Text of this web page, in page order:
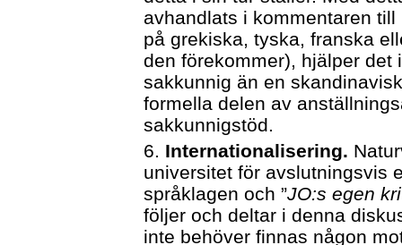
avhandlats i kommentaren
på grekiska, tyska, franska
den förekommer), hjälper
sakkunnig än en
formella delen av
sakkunnigstöd.
6. Internationalisering.
universitet för avslutningsvis
språklagen och ”JO:s egen
följer och deltar i denna
inte behöver finnas någon